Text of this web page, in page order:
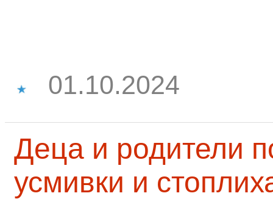
01.10.2024
Деца и родители
усмивки и